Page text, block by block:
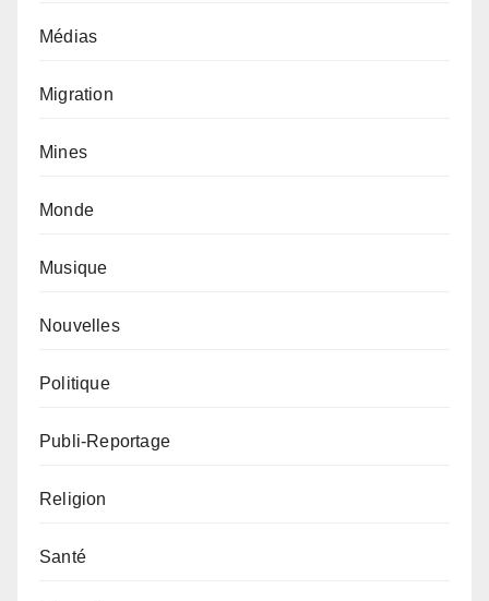
Médias
Migration
Mines
Monde
Musique
Nouvelles
Politique
Publi-Reportage
Religion
Santé